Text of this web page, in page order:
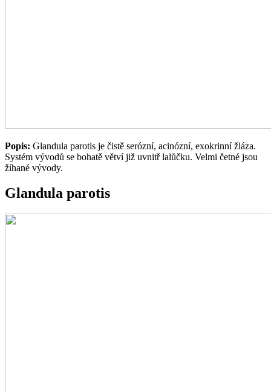
Popis: Glandula parotis je čistě serózní, acinózní, exokrinní žláza.
Systém vývodů se bohatě větví již uvnitř lalůčku. Velmi četné jsou
žíhané vývody.
Glandula parotis